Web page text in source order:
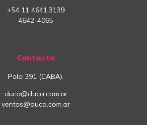
Contacto
Pola 391 (CABA).
duca@duca.com.ar
ventas@duca.com.ar
+54 11 4641.3139
4642-4065